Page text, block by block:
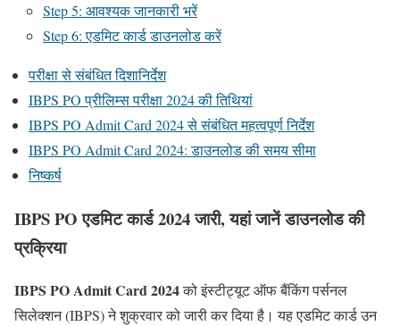
Step 5: आवश्यक जानकारी भरें
Step 6: एडमिट कार्ड डाउनलोड करें
परीक्षा से संबंधित दिशानिर्देश
IBPS PO प्रीलिम्स परीक्षा 2024 की तिथियां
IBPS PO Admit Card 2024 से संबंधित महत्वपूर्ण निर्देश
IBPS PO Admit Card 2024: डाउनलोड की समय सीमा
निष्कर्ष
IBPS PO एडमिट कार्ड 2024 जारी, यहां जानें डाउनलोड की
प्रक्रिया
IBPS PO Admit Card 2024को इंस्टीट्यूट ऑफ बैंकिंग पर्सनल
सिलेक्शन (IBPS) ने शुक्रवार को जारी कर दिया है। यह एडमिट कार्ड उन